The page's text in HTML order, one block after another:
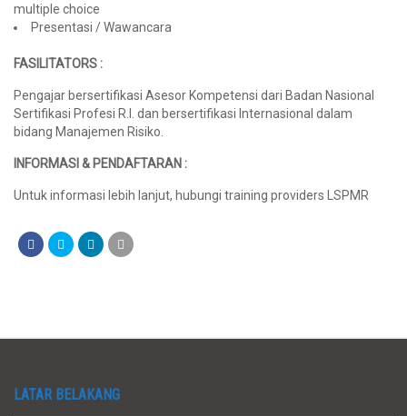
multiple choice
Presentasi / Wawancara
FAS ILITATORS :
Pengajar bersertifikasi Asesor Kompetensi dari Badan Nasional
Sertifikasi Profesi R.I. dan bersertifikasi Internasional dalam
bidang Manajemen Risiko.
INFORMASI & PENDAFTARAN :
Untuk informasi lebih lanjut, hubungi training providers LSPMR
LATAR BELAKANG